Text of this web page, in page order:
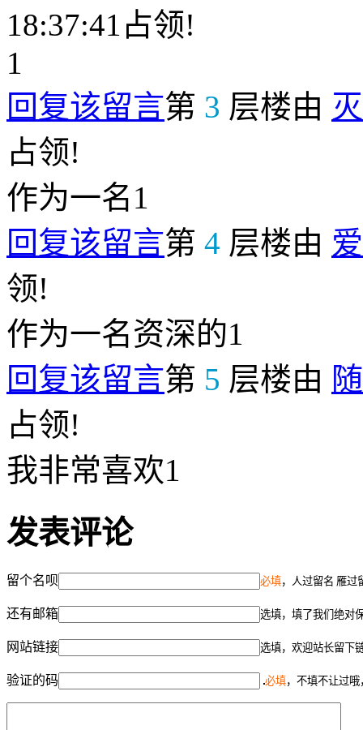
18:37:41占领!
1
回复该留言第 3 层楼由
占领!
作为一名1
回复该留言第 4 层楼由
领!
作为一名资深的1
回复该留言第 5 层楼由
占领!
我非常喜欢1
发表评论
留个名呗 必填，人过留名 雁过
还有邮箱 选填，填了我们绝对
网站链接 选填，欢迎站长留下
验证的码 必填，不填不让过